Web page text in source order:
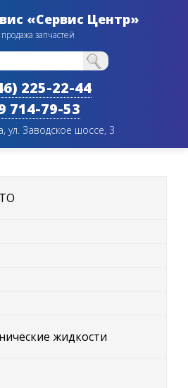
«Сервис Центр»
запчастей
225-22-44
714-79-53
ул. Заводское шоссе, 3
жидкости